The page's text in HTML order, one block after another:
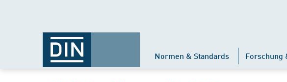
Normen & Standards Forschung